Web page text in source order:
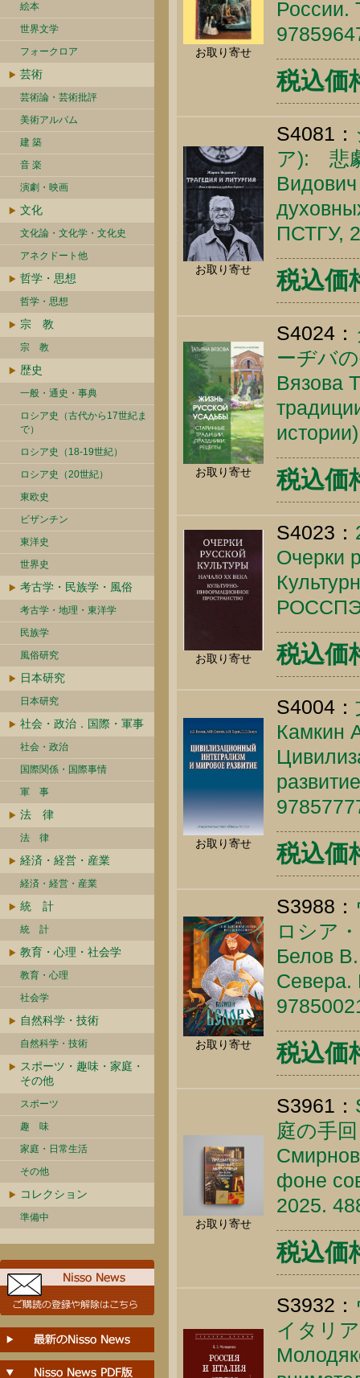
絵本
世界文学
フォークロア
芸術
芸術論・芸術批評
美術アルバム
建 築
音 楽
演劇・映画
文化
文化論・文化学・文化史
アネクドート他
哲学・思想
哲学・思想
宗 教
宗 教
歴史
一般・通史・事典
ロシア史（古代から17世紀ま
で）
ロシア史（18-19世紀）
ロシア史（20世紀）
東欧史
ビザンチン
東洋史
世界史
考古学・民族学・風俗
考古学・地理・東洋学
民族学
風俗研究
日本研究
日本研究
社会・政治．国際・軍事
社会・政治
国際関係・国際事情
軍 事
法 律
法 律
経済・経営・産業
経済・経営・産業
統 計
統 計
教育・心理・社会学
教育・心理
社会学
自然科学・技術
自然科学・技術
スポーツ・趣味・家庭・
その他
スポーツ
趣 味
家庭・日常生活
その他
コレクション
準備中
お取り寄せ
России.
税込価
お取り寄せ
S4081：
ア): 悲
ПСТГУ,
税込価
お取り寄せ
S4024：
ーヂバ
Вязова
税込価
お取り寄せ
S4023：
Очерки
税込価
お取り寄せ
S4004：
Камкин
税込価
お取り寄せ
S3988：
ロシア
Белов
Севера.
税込価
お取り寄せ
S3961：
庭の手
фоне
2025.
税込価
S3932：
イタリ